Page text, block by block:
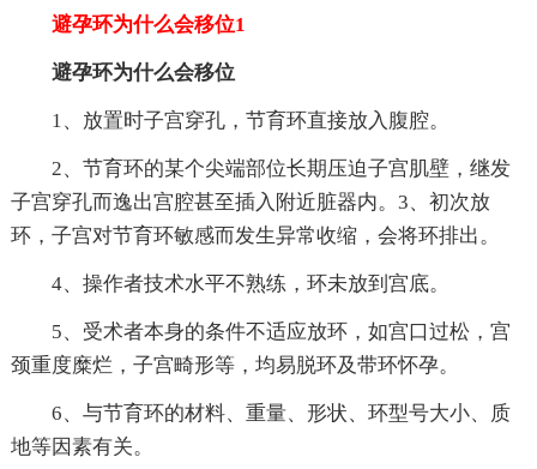
避孕环为什么会移位1
避孕环为什么会移位
1、放置时子宫穿孔，节育环直接放入腹腔。
2、节育环的某个尖端部位长期压迫子宫肌壁，继发
子宫穿孔而逸出宫腔甚至插入附近脏器内。3、初次放
环，子宫对节育环敏感而发生异常收缩，会将环排出。
4、操作者技术水平不熟练，环未放到宫底。
5、受术者本身的条件不适应放环，如宫口过松，宫
颈重度糜烂，子宫畸形等，均易脱环及带环怀孕。
6、与节育环的材料、重量、形状、环型号大小、质
地等因素有关。